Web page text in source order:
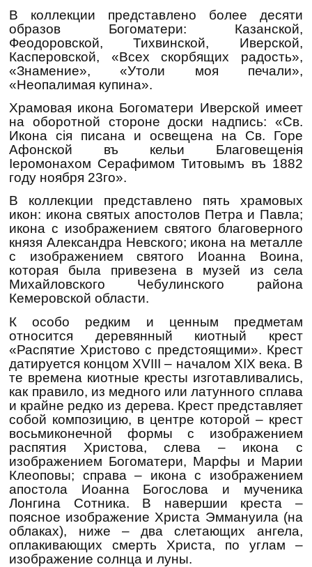
В коллекции представлено более десяти
образов Богоматери: Казанской,
Феодоровской, Тихвинской, Иверской,
Касперовской, «Всех скорбящих радость»,
«Знамение», «Утоли моя печали»,
«Неопалимая купина».
Храмовая икона Богоматери Иверской имеет
на оборотной стороне доски надпись: «Св.
Икона сiя писана и освещена на Св. Горе
Афонской въ кельи Благовещенiя
Iеромонахом Серафимом Титовымъ въ 1882
году ноября 23го».
В коллекции представлено пять храмовых
икон: икона святых апостолов Петра и Павла;
икона с изображением святого благоверного
князя Александра Невского; икона на металле
с изображением святого Иоанна Воина,
которая была привезена в музей из села
Михайловского Чебулинского района
Кемеровской области.
К особо редким и ценным предметам
относится деревянный киотный крест
«Распятие Христово с предстоящими». Крест
датируется концом XVIII – началом XIX века. В
те времена киотные кресты изготавливались,
как правило, из медного или латунного сплава
и крайне редко из дерева. Крест представляет
собой композицию, в центре которой – крест
восьмиконечной формы с изображением
распятия Христова, слева – икона с
изображением Богоматери, Марфы и Марии
Клеоповы; справа – икона с изображением
апостола Иоанна Богослова и мученика
Лонгина Сотника. В навершии креста –
поясное изображение Христа Эммануила (на
облаках), ниже – два слетающих ангела,
оплакивающих смерть Христа, по углам –
изображение солнца и луны.